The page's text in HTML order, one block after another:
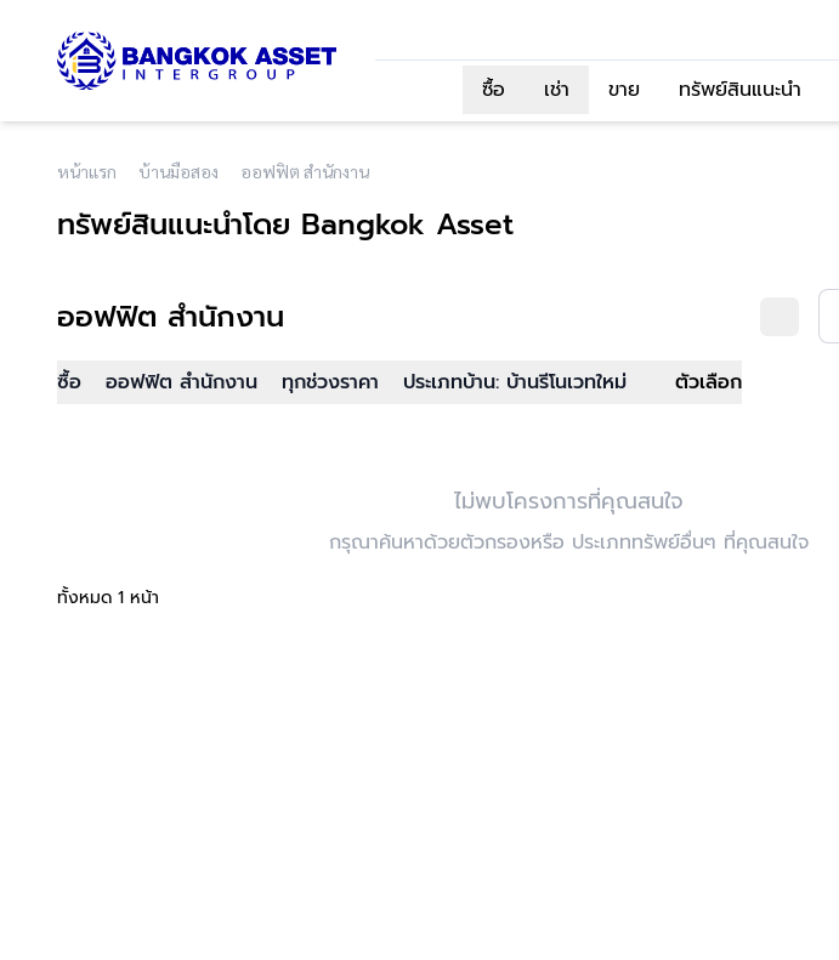
ซื้อ
เช่า ขาย ทรัพย์สินแนะนำ
หน้าแรก บ้านมือสอง ออฟฟิต สำนักงาน
ทรัพย์สินแนะนำโดย Bangkok Asset
ออฟฟิต สำนักงาน
ซื้อ ออฟฟิต สำนักงาน ทุกช่วงราคา ประเภทบ้าน: บ้านรีโนเวทใหม่ ตัวเลือก
ไม่พบโครงการที่คุณสนใจ
กรุณาค้นหาด้วยตัวกรองหรือ ประเภททรัพย์อื่นๆ ที่คุณสนใจ
ทั้งหมด 1 หน้า